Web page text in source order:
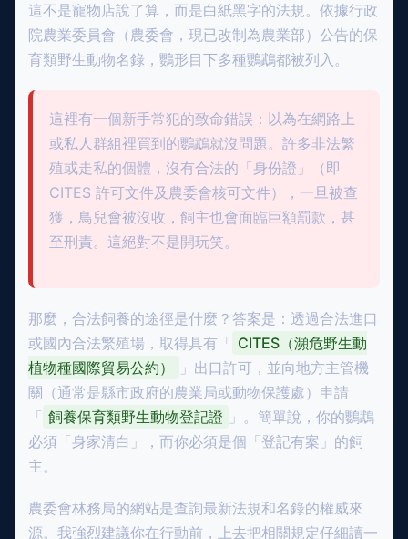
這不是寵物店說了算，而是白紙黑字的法規。依據行政
院農業委員會（農委會，現已改制為農業部）公告的保
育類野生動物名錄，鸚形目下多種鸚鵡都被列入。
這裡有一個新手常犯的致命錯誤：以為在網路上
或私人群組裡買到的鸚鵡就沒問題。許多非法繁
殖或走私的個體，沒有合法的「身份證」（即
CITES 許可文件及農委會核可文件），一旦被查
獲，鳥兒會被沒收，飼主也會面臨巨額罰款，甚
至刑責。這絕對不是開玩笑。
那麼，合法飼養的途徑是什麼？答案是：透過合法進口
或國內合法繁殖場，取得具有「 CITES（瀕危野生動
植物種國際貿易公約）
」出口許可，並向地方主管機
關（通常是縣市政府的農業局或動物保護處）申請
「 飼養保育類野生動物登記證
」。簡單說，你的鸚鵡
必須「身家清白」，而你必須是個「登記有案」的飼
主。
農委會林務局的網站是查詢最新法規和名錄的權威來
源。我強烈建議你在行動前，上去把相關規定仔細讀一